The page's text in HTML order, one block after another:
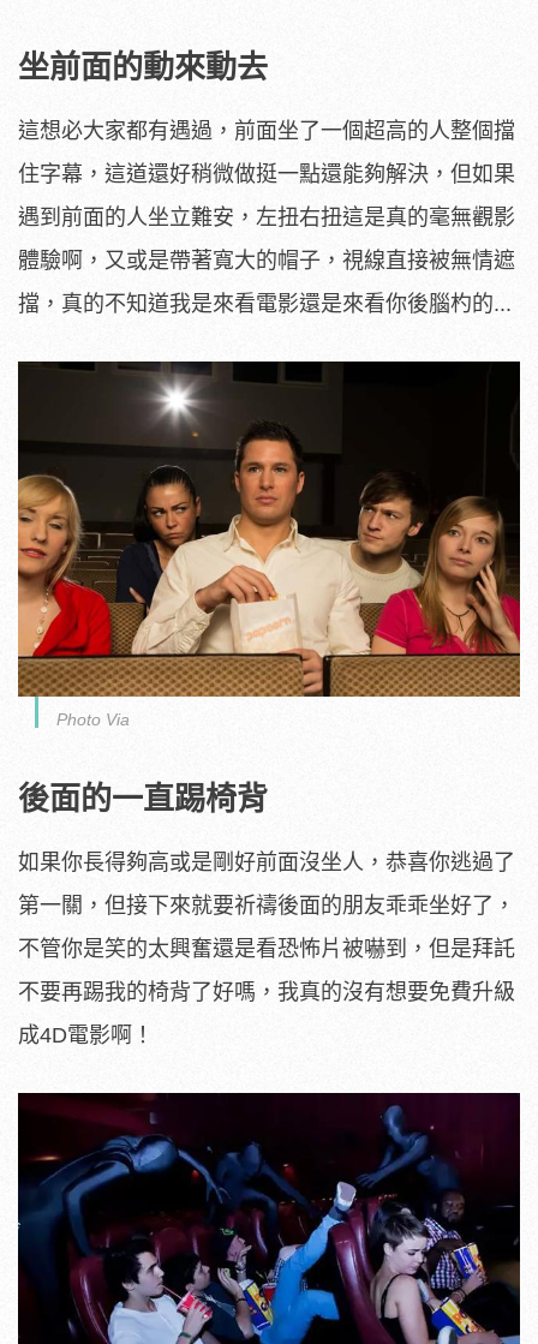
坐前面的動來動去
這想必大家都有遇過，前面坐了一個超高的人整個擋
住字幕，這道還好稍微做挺一點還能夠解決，但如果
遇到前面的人坐立難安，左扭右扭這是真的毫無觀影
體驗啊，又或是帶著寬大的帽子，視線直接被無情遮
擋，真的不知道我是來看電影還是來看你後腦杓的...
Photo Via
後面的一直踢椅背
如果你長得夠高或是剛好前面沒坐人，恭喜你逃過了
第一關，但接下來就要祈禱後面的朋友乖乖坐好了，
不管你是笑的太興奮還是看恐怖片被嚇到，但是拜託
不要再踢我的椅背了好嗎，我真的沒有想要免費升級
成4D電影啊！